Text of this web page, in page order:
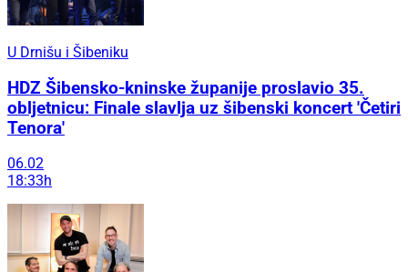
U Drnišu i Šibeniku
HDZ Šibensko-kninske županije proslavio 35.
obljetnicu: Finale slavlja uz šibenski koncert 'Četiri
Tenora'
06.02
18:33h